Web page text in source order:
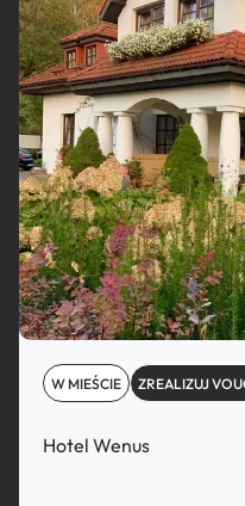
W MIEŚCIE ZREALIZUJ
Hotel Wenus